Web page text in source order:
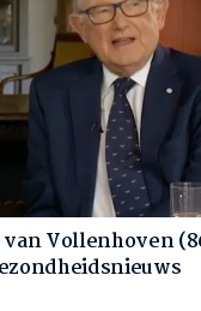
Vollenhoven